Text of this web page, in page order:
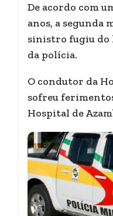
De acordo com
anos, a segunda
sinistro fugiu do
da polícia.
O condutor da
sofreu
Hospital de